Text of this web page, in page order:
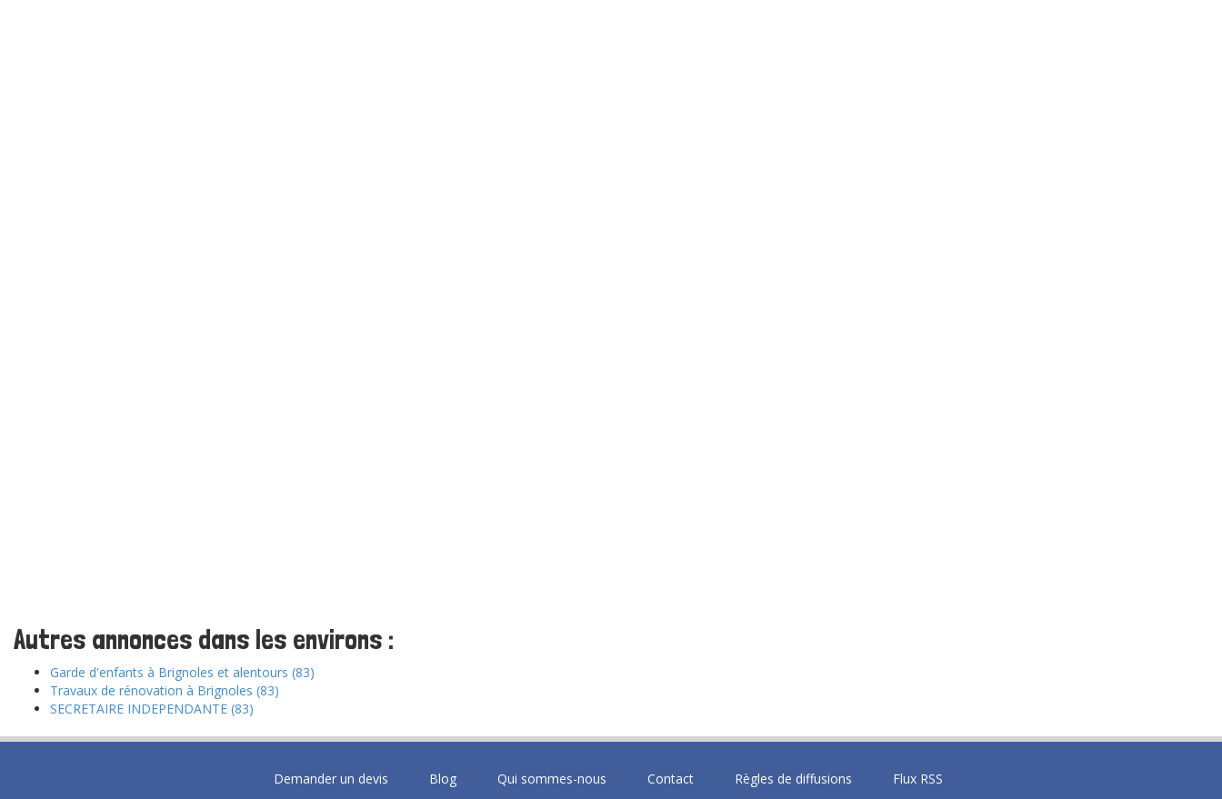
Autres annonces dans les environs :
Garde d'enfants à Brignoles et alentours (83)
Travaux de rénovation à Brignoles (83)
SECRETAIRE INDEPENDANTE (83)
Demander un devis Blog Qui sommes-nous Contact Règles de diffusions Flux RSS